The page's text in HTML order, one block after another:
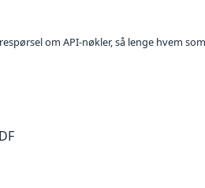
om API-nøkler, så lenge hvem